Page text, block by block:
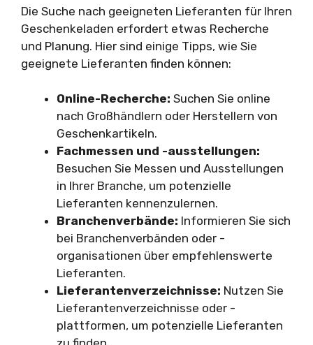
Die Suche nach geeigneten Lieferanten für Ihren
Geschenkeladen erfordert etwas Recherche
und Planung. Hier sind einige Tipps, wie Sie
geeignete Lieferanten finden können:
Online-Recherche: Suchen Sie online
nach Großhändlern oder Herstellern von
Geschenkartikeln.
Fachmessen und -ausstellungen:
Besuchen Sie Messen und Ausstellungen
in Ihrer Branche, um potenzielle
Lieferanten kennenzulernen.
Branchenverbände: Informieren Sie sich
bei Branchenverbänden oder -
organisationen über empfehlenswerte
Lieferanten.
Lieferantenverzeichnisse: Nutzen Sie
Lieferantenverzeichnisse oder -
plattformen, um potenzielle Lieferanten